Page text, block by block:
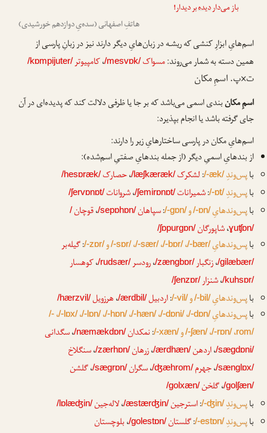
باز می‌داردیدهبر دیدار!
هاتفِ اصفهانی (سده‌یِ دوازدهم خورشیدی)
اسم‌هایِ ابزارِ کنشی که ریشـه در زبان‌هایِ دیگر دارند نیز در زبانِ پارسی از
همین دسته به شمار می‌روند:مسواک /mesvɒk/،کامپیوتر/kɒmpijuter/
ت×پ. اسمِ مکان
اسمِ مکانبندی اسمی می‌باشد که بر جا یا ظرفی دلالت کند که پدیده‌ای در آن
جای گرفته باشد یا انجام بپذیرد:
اسم‌هایِ مکان در پارسی ساختارهایِ زیر را دارند:
از بندهایِ اسمیِ دیگر (از جمله بندهایِ صفتیِ اسم‌شده):
باپس‌وندِ/-æk/
:لشکرک /læʃkæræk/،حصارک /hesɒræk/
باپس‌وندِ/-ɒt/
:شمیرانات /ʃemirɒnɒt/،شروانات /ʃervɒnɒt/
باپس‌وندهایِ/-ɒn/و/-gɒn/
:سپاهان/sepɒhɒn/،قوچان/
ɣuʧɒn/،شاپورگان/ʃɒpurgɒn/
باپس‌وندهایِ/-bær/،/-bɒr/،/-sær/،/-sɒr/و/-zɒr/
:گیله‌بر
/gilæbær/،زنگبار/zængbɒr/،رودسر/rudsær/،کوهسار
/kuhsɒr/،شنزار/ʃenzɒr/
باپس‌وندهایِ/-bil/و/-vil/
:اردبیل/ærdbil/،هرزویل/hærzvil/
باپس‌وندهایِ/-dɒn/،/-dɒni/،/-hæn/،/-hɒn/،/-lɒn/،/-lɒx/، /-
rom/،/-rɒn/،/-ʃæn/و/-xæn/
:نمکدان/næmækdɒn/،سگدانی
/sægdɒni/،اردهن/ærdhæn/،زرهان/zærhɒn/،سنگلاخ
/sænglɒx/،جهرم/ʤæhrom/،سگران/sægrɒn/،گلشن
/golʃæn/،گلخن/golxæn/
باپس‌وندِ/-ʤin/
:استرجین/æstærʤin/،لاله‌جین/lɒlæʤin/
باپس‌وندِ/-estɒn/
:گلستان/golestɒn/،بلوچستان